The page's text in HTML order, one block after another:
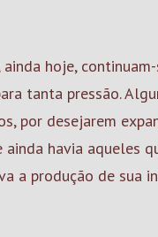
hoje,
tanta pressão.
por desejarem
havia aqueles
a produção de sua